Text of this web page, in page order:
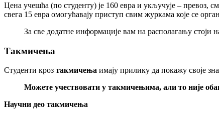
Цена учешћа (по студенту) је 160 евра и укључује – превоз,
свега 15 евра омогућавају приступ свим журкама које се
За све додатне информације вам на располагању стоји
Такмичења
Студенти кроз такмичења имају прилику да покажу своје
Можете учествовати у такмичењима, али то није
Научни део такмичења